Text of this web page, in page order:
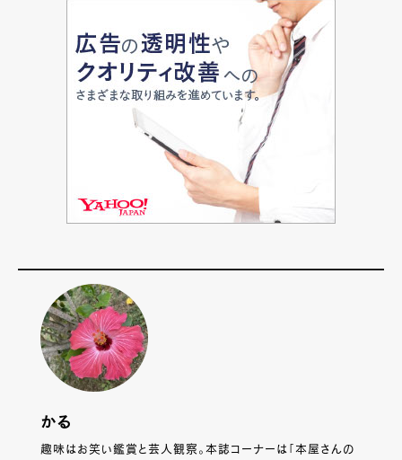
かる
趣味はお笑い鑑賞と芸人観察。本誌コーナーは「本屋さんの